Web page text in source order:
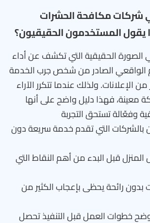
شركات مكافحة الحشرات
يقول المستخدمون الحقيقيون؟
الصورة الحقيقية التي تكشف عن أداء
الواقعي الصادر من شخص جرب الخدمة
الإعلانات. ولذلك عندما تتكرر الآراء
معينة، فهذا دليل واضح على أنها
وفعّالة تستحق التجربة
بالشركات التي تقدم خدمة سريعة دون
قبل البدء من أهم النقاط التي
بدون رائحة يحظى بإعجاب الكثير من
خطوات العمل قبل التنفيذ تحصل